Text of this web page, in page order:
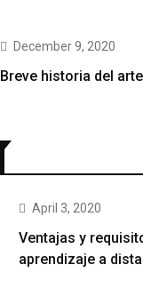
December 9, 2020
Breve historia del
April 3, 2020
Ventajas y
aprendizaje a